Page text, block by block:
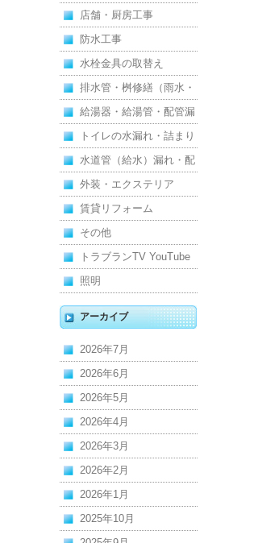
店舗・厨房工事
防水工事
水栓金具の取替え
排水管・桝修繕（雨水・
汚水）
給湯器・給湯管・配管漏
れ
トイレの水漏れ・詰まり
水道管（給水）漏れ・配
管
外装・エクステリア
賃貸リフォーム
その他
トラブランTV YouTube
照明
アーカイブ
2026年7月
2026年6月
2026年5月
2026年4月
2026年3月
2026年2月
2026年1月
2025年10月